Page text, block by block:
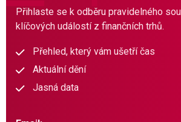
Přihlaste se k odběru pravidelného
klíčových událostí z finančních trhů.
Přehled, který vám ušetří čas
Aktuální dění
Jasná data